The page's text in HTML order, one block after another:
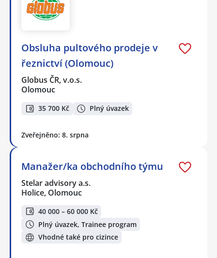
Obsluha pultového prodeje v
řeznictví (Olomouc)
Globus ČR, v.o.s.
Olomouc
35 700 Kč Plný úvazek
Zveřejněno: 8. srpna
Manažer/ka obchodního týmu
Stelar advisory a.s.
Holice, Olomouc
40 000 – 60 000 Kč
Plný úvazek, Trainee program
Vhodné také pro cizince